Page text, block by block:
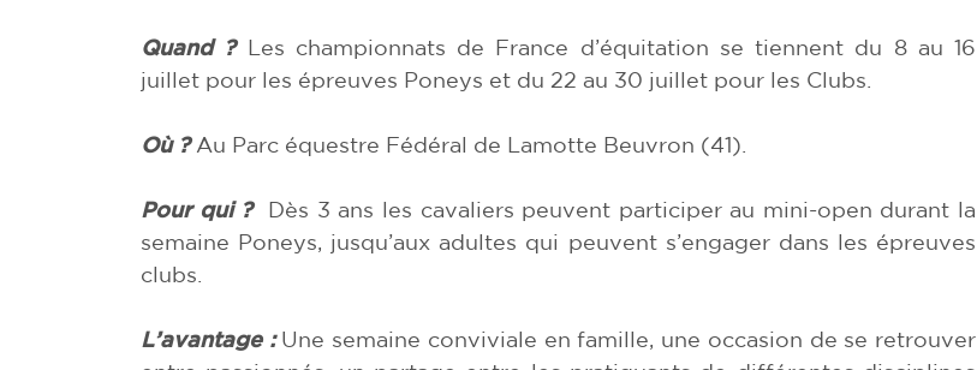
Quand ?Les championnats de France d’équitation se tiennent du 8 au 16
juillet pour les épreuves Poneys et du 22 au 30 juillet pour les Clubs.
Où ? Au Parc équestre Fédéral de Lamotte Beuvron (41).
Pour qui ?Dès 3 ans les cavaliers peuvent participer au mini-open durant la
semaine Poneys, jusqu’aux adultes qui peuvent s’engager dans les épreuves
clubs.
L’avantage :Une semaine conviviale en famille, une occasion de se retrouver